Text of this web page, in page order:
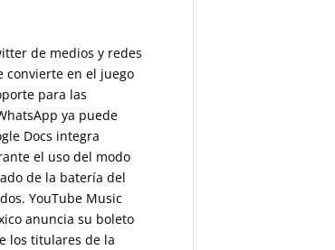
de medios y redes
convierte en el juego
para las
ya puede
Docs integra
el uso del modo
de la batería del
YouTube Music
anuncia su boleto
los titulares de la